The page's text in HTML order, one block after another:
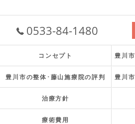
0533-84-1480
コンセプト
豊川市の整体･藤山施療院の評判
治療方針
療術費用